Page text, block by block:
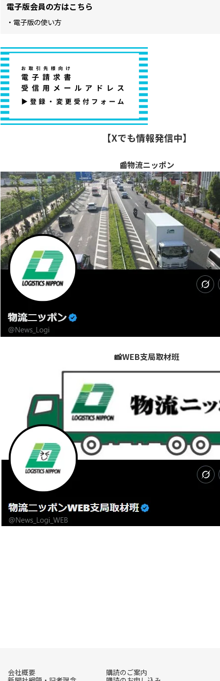
電子版会員の方はこちら
・電子版の使い方
【Xでも情報発信中】
📰物流ニッポン
📸WEB支局取材班
会社概要
購読のご案内